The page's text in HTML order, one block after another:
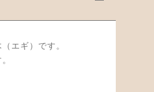
エギ）です。